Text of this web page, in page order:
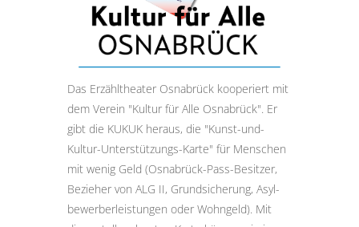
Das Erzähltheater Osnabrück kooperiert mit
dem Verein "Kultur für Alle Osnabrück". Er
gibt die KUKUK heraus, die "Kunst-und-
Kultur-Unter­stützungs-Karte" für Menschen
mit wenig Geld (Osnabrück-Pass-Besitzer,
Bezieher von ALG II, Grund­sicherung, Asyl­
bewerber­leistungen oder Wohngeld). Mit